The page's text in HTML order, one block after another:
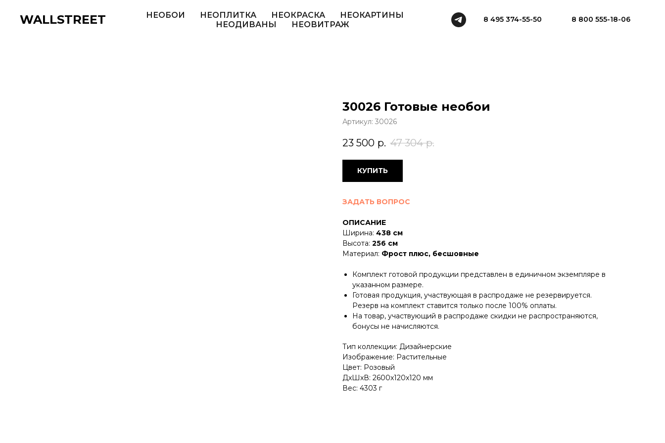
WALLSTREET НЕОБОИ НЕОПЛИТКА НЕОКРАСКА
НЕОКАРТИНЫ
НЕОДИВАНЫ
НЕОВИТРАЖ
8 495 374-55-50 8 800 555-18-06
30026 Готовые необои
Артикул: 30026
23 500 р. 47 304 р.
КУПИТЬ
ЗАДАТЬ ВОПРОС
ОПИСАНИЕ
Ширина: 438 см
Высота: 256 см
Материал: Фрост плюс, бесшовные
Комплект готовой продукции представлен в единичном экземпляре в
указанном размере.
Готовая продукция, участвующая в распродаже не резервируется.
Резерв на комплект ставится только после 100% оплаты.
На товар, участвующий в распродаже скидки не распространяются,
бонусы не начисляются.
Тип коллекции: Дизайнерские
Изображение: Растительные
Цвет: Розовый
ДxШxВ: 2600x120x120 мм
Вес: 4303 г